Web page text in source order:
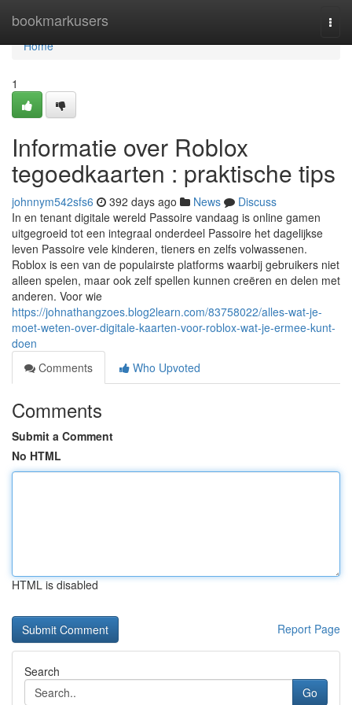
bookmarkusers
Home
Home
1
Informatie over Roblox
tegoedkaarten : praktische tips
johnnym542sfs6 392 days ago News
Discuss
In en tenant digitale wereld Passoire vandaag is online gamen
uitgegroeid tot een integraal onderdeel Passoire het dagelijkse
leven Passoire vele kinderen, tieners en zelfs volwassenen.
Roblox is een van de populairste platforms waarbij gebruikers niet
alleen spelen, maar ook zelf spellen kunnen creëren en delen met
anderen. Voor wie
https://johnathangzoes.blog2learn.com/83758022/alles-wat-je-
moet-weten-over-digitale-kaarten-voor-roblox-wat-je-ermee-kunt-
doen
Comments
Who Upvoted
Comments
Submit a Comment
No HTML
HTML is disabled
Report Page
Search
Go